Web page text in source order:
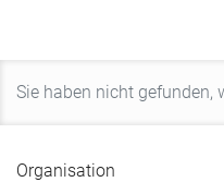
Organisation